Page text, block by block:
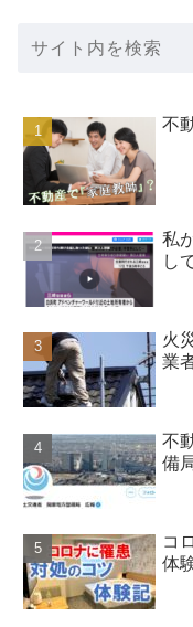
不
私
し
火
業
不
備
コ
体